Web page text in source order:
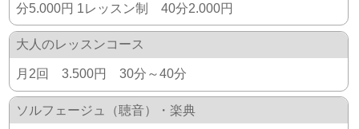
分5.000円 1レッスン制 40分2.000円
大人のレッスンコース
月2回 3.500円 30分～40分
ソルフェージュ（聴音）・楽典